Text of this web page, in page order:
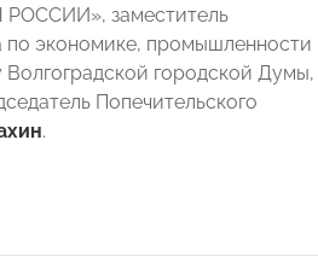
заместитель
по экономике, промышленности
городской Думы,
Попечительского
.